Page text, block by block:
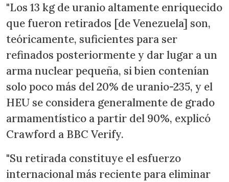
"Los 13 kg de uranio altamente enriquecido
que fueron retirados [de Venezuela] son,
teóricamente, suficientes para ser
refinados posteriormente y dar lugar a un
arma nuclear pequeña, si bien contenían
solo poco más del 20% de uranio-235, y el
HEU se considera generalmente de grado
armamentístico a partir del 90%, explicó
Crawford a BBC Verify.
"Su retirada constituye el esfuerzo
internacional más reciente para eliminar